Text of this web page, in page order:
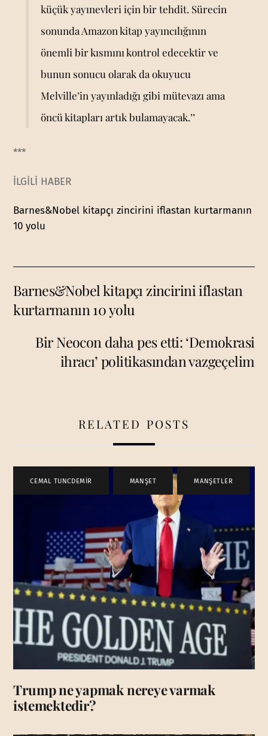
küçük yayınevleri için bir tehdit. Sürecin
sonunda Amazon kitap yayıncılığının
önemli bir kısmını kontrol edecektir ve
bunun sonucu olarak da okuyucu
Melville’in yayınladığı gibi mütevazı ama
öncü kitapları artık bulamayacak.’’
***
İLGİLİ HABER
Barnes&Nobel kitapçı zincirini iflastan kurtarmanın
10 yolu
Barnes&Nobel kitapçı zincirini iflastan
kurtarmanın 10 yolu
Bir Neocon daha pes etti: ‘Demokrasi
ihracı’ politikasından vazgeçelim
RELATED POSTS
CEMAL TUNCDEMİR MANŞET , MANŞETLER
Trump ne yapmak nereye varmak
istemektedir?